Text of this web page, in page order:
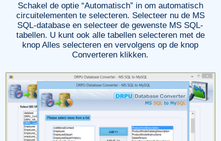
Schakel de optie “Automatisch” in om automatisch
circuitelementen te selecteren. Selecteer nu de MS
SQL-database en selecteer de gewenste MS SQL-
tabellen. U kunt ook alle tabellen selecteren met de
knop Alles selecteren en vervolgens op de knop
Converteren klikken.